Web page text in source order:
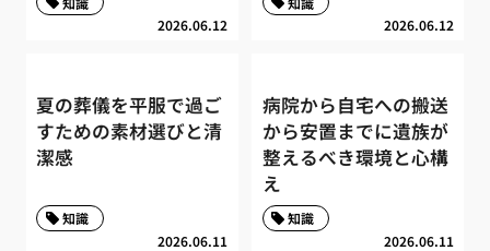
2026.06.12 2026.06.12
夏の葬儀を平服で過ご
すための素材選びと清
潔感
2026.06.11
知識
病院から自宅への搬送
から安置までに遺族が
整えるべき環境と心構
え
2026.06.11
知識